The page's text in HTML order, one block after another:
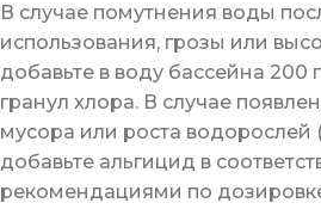
В случае помутнения воды
использования, грозы или
добавьте в воду бассейна 200
гранул хлора. В случае
мусора или роста водорослей
добавьте альгицид в
рекомендациями по